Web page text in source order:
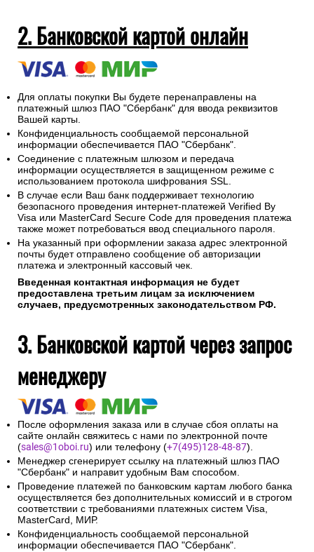
2. Банковской картой онлайн
Для оплаты покупки Вы будете перенаправлены на
платежный шлюз ПАО "Сбербанк" для ввода реквизитов
Вашей карты.
Конфиденциальность сообщаемой персональной
информации обеспечивается ПАО "Сбербанк".
Соединение с платежным шлюзом и передача
информации осуществляется в защищенном режиме с
использованием протокола шифрования SSL.
В случае если Ваш банк поддерживает технологию
безопасного проведения интернет-платежей Verified By
Visa или MasterCard Secure Code для проведения платежа
также может потребоваться ввод специального пароля.
На указанный при оформлении заказа адрес электронной
почты будет отправлено сообщение об авторизации
платежа и электронный кассовый чек.
Введенная контактная информация не будет
предоставлена третьим лицам за исключением
случаев, предусмотренных законодательством РФ.
3. Банковской картой через запрос
менеджеру
После оформления заказа или в случае сбоя оплаты на
сайте онлайн свяжитесь с нами по электронной почте
(sales@1oboi.ru) или телефону (+7(495)128-48-87).
Менеджер сгенерирует ссылку на платежный шлюз ПАО
"Сбербанк" и направит удобным Вам способом.
Проведение платежей по банковским картам любого банка
осуществляется без дополнительных комиссий и в строгом
соответствии с требованиями платежных систем Visa,
MasterCard, МИР.
Конфиденциальность сообщаемой персональной
информации обеспечивается ПАО "Сбербанк".